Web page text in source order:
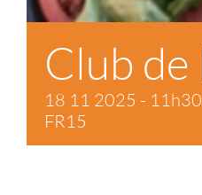
Club
18 11 2025 - 11h30
FR15